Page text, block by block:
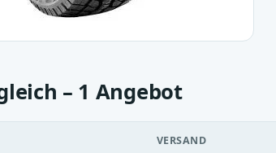
– 1 Angebot
VERSAND